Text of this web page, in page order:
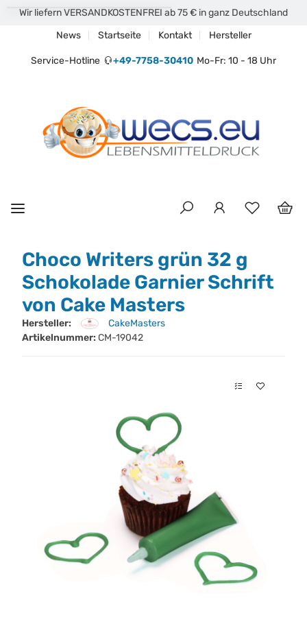
Wir liefern VERSANDKOSTENFREI ab 75 € in ganz Deutschland
News
Startseite Kontakt Hersteller
Service-Hotline +49-7758-30410 Mo-Fr: 10 - 18 Uhr
Choco Writers grün 32 g
Schokolade Garnier Schrift
von Cake Masters
Hersteller:
CakeMasters
Artikelnummer: CM-19042